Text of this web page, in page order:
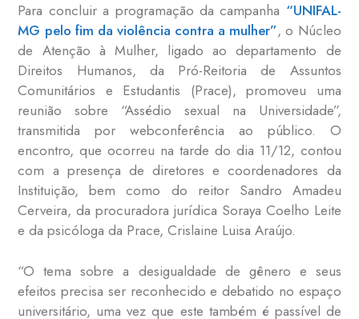
Para concluir a programação da campanha “UNIFAL-
MG pelo fim da violência contra a mulher”, o Núcleo
de Atenção à Mulher, ligado ao departamento de
Direitos Humanos, da Pró-Reitoria de Assuntos
Comunitários e Estudantis (Prace), promoveu uma
reunião sobre “Assédio sexual na Universidade”,
transmitida por webconferência ao público. O
encontro, que ocorreu na tarde do dia 11/12, contou
com a presença de diretores e coordenadores da
Instituição, bem como do reitor Sandro Amadeu
Cerveira, da procuradora jurídica Soraya Coelho Leite
e da psicóloga da Prace, Crislaine Luisa Araújo.
“O tema sobre a desigualdade de gênero e seus
efeitos precisa ser reconhecido e debatido no espaço
universitário, uma vez que este também é passível de